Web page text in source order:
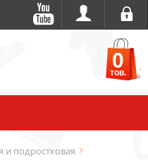
0
тов.
и подростковая